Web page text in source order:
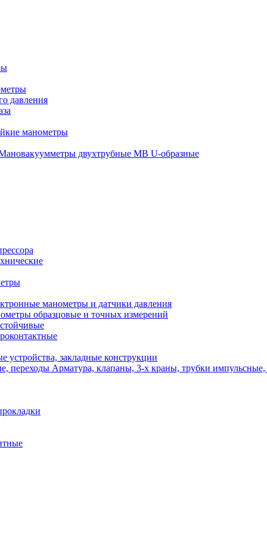
давления
манометры
двухтрубные МВ U-образные
манометры и датчики давления
образцовые и точных измерений
устройства, закладные конструкции
Арматура, клапаны, 3-х краны, трубки импульсные,